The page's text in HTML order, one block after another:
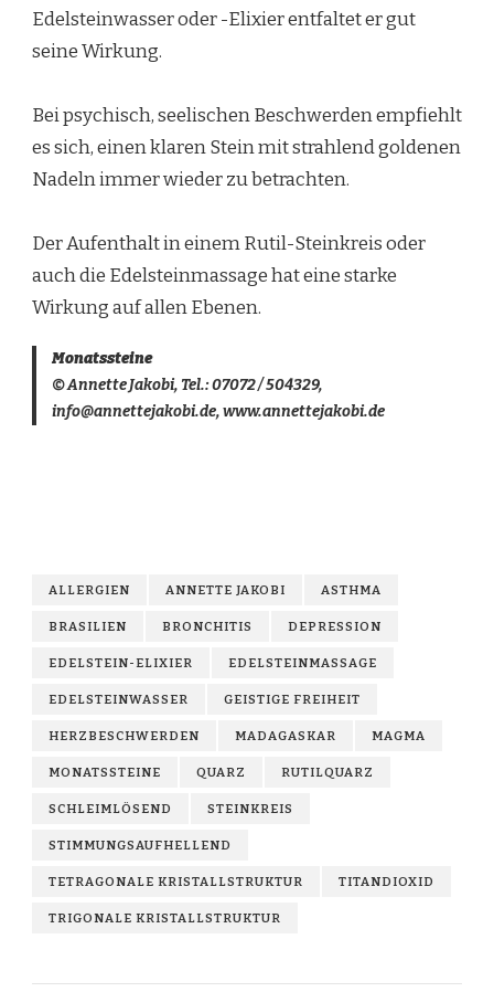
Edelsteinwasser oder -Elixier entfaltet er gut
seine Wirkung.
Bei psychisch, seelischen Beschwerden empfiehlt
es sich, einen klaren Stein mit strahlend goldenen
Nadeln immer wieder zu betrachten.
Der Aufenthalt in einem Rutil-Steinkreis oder
auch die Edelsteinmassage hat eine starke
Wirkung auf allen Ebenen.
Monatssteine
© Annette Jakobi, Tel.: 07072 / 504329,
info@annettejakobi.de, www.annettejakobi.de
ALLERGIEN ANNETTE JAKOBI ASTHMA
BRASILIEN BRONCHITIS DEPRESSION
EDELSTEIN-ELIXIER EDELSTEINMASSAGE
EDELSTEINWASSER GEISTIGE FREIHEIT
HERZBESCHWERDEN MADAGASKAR MAGMA
MONATSSTEINE QUARZ RUTILQUARZ
SCHLEIMLÖSEND STEINKREIS
STIMMUNGSAUFHELLEND
TETRAGONALE KRISTALLSTRUKTUR TITANDIOXID
TRIGONALE KRISTALLSTRUKTUR